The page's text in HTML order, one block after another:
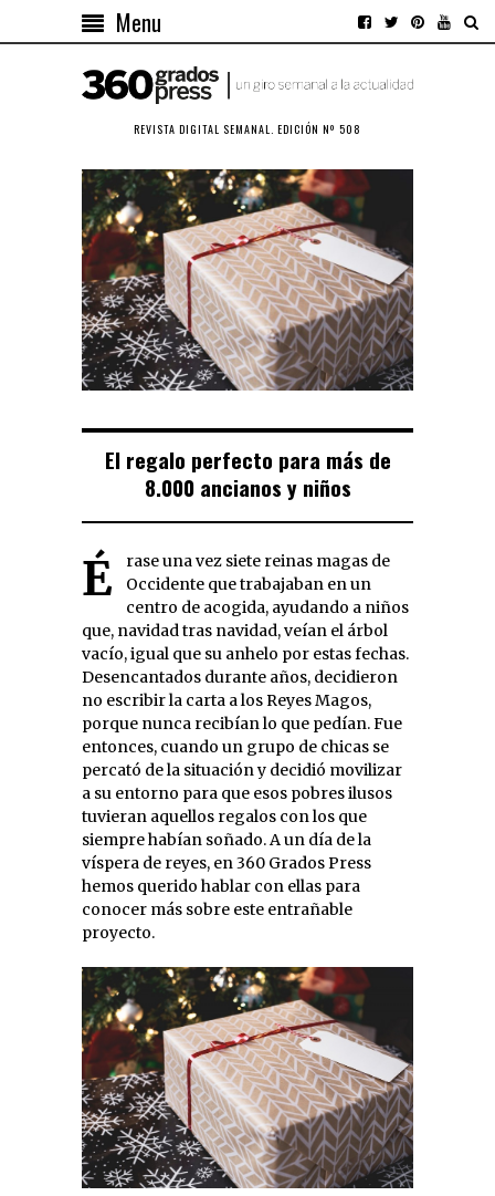
Menu
REVISTA DIGITAL SEMANAL. EDICIÓN Nº 508
El regalo perfecto para más de
8.000 ancianos y niños
Érase una vez siete reinas magas de
Occidente que trabajaban en un
centro de acogida, ayudando a niños
que, navidad tras navidad, veían el árbol
vacío, igual que su anhelo por estas fechas.
Desencantados durante años, decidieron
no escribir la carta a los Reyes Magos,
porque nunca recibían lo que pedían. Fue
entonces, cuando un grupo de chicas se
percató de la situación y decidió movilizar
a su entorno para que esos pobres ilusos
tuvieran aquellos regalos con los que
siempre habían soñado. A un día de la
víspera de reyes, en 360 Grados Press
hemos querido hablar con ellas para
conocer más sobre este entrañable
proyecto.